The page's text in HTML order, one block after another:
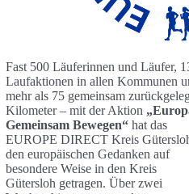
Fast 500 Läuferinnen und Läufer,
Laufaktionen in allen Kommunen
mehr als 75 gemeinsam
Kilometer – mit der Aktion
Gemeinsam Bewegen“hat das
EUROPE DIRECT Kreis
den europäischen Gedanken auf
besondere Weise in den Kreis
Gütersloh getragen. Über zwei